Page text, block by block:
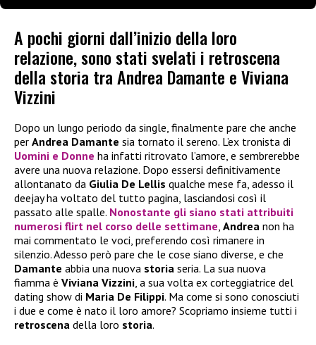
A pochi giorni dall’inizio della loro
relazione, sono stati svelati i retroscena
della storia tra Andrea Damante e Viviana
Vizzini
Dopo un lungo periodo da single, finalmente pare che anche
per Andrea Damante sia tornato il sereno. L’ex tronista di
Uomini e Donne ha infatti ritrovato l’amore, e sembrerebbe
avere una nuova relazione. Dopo essersi definitivamente
allontanato da Giulia De Lellis qualche mese fa, adesso il
deejay ha voltato del tutto pagina, lasciandosi così il
passato alle spalle. Nonostante gli siano stati attribuiti
numerosi flirt nel corso delle settimane, Andrea non ha
mai commentato le voci, preferendo così rimanere in
silenzio. Adesso però pare che le cose siano diverse, e che
Damante abbia una nuova storia seria. La sua nuova
fiamma è Viviana Vizzini, a sua volta ex corteggiatrice del
dating show di Maria De Filippi. Ma come si sono conosciuti
i due e come è nato il loro amore? Scopriamo insieme tutti i
retroscena della loro storia.